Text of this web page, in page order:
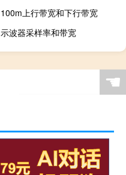
100m上行带宽和下行带宽
示波器采样率和带宽
☚